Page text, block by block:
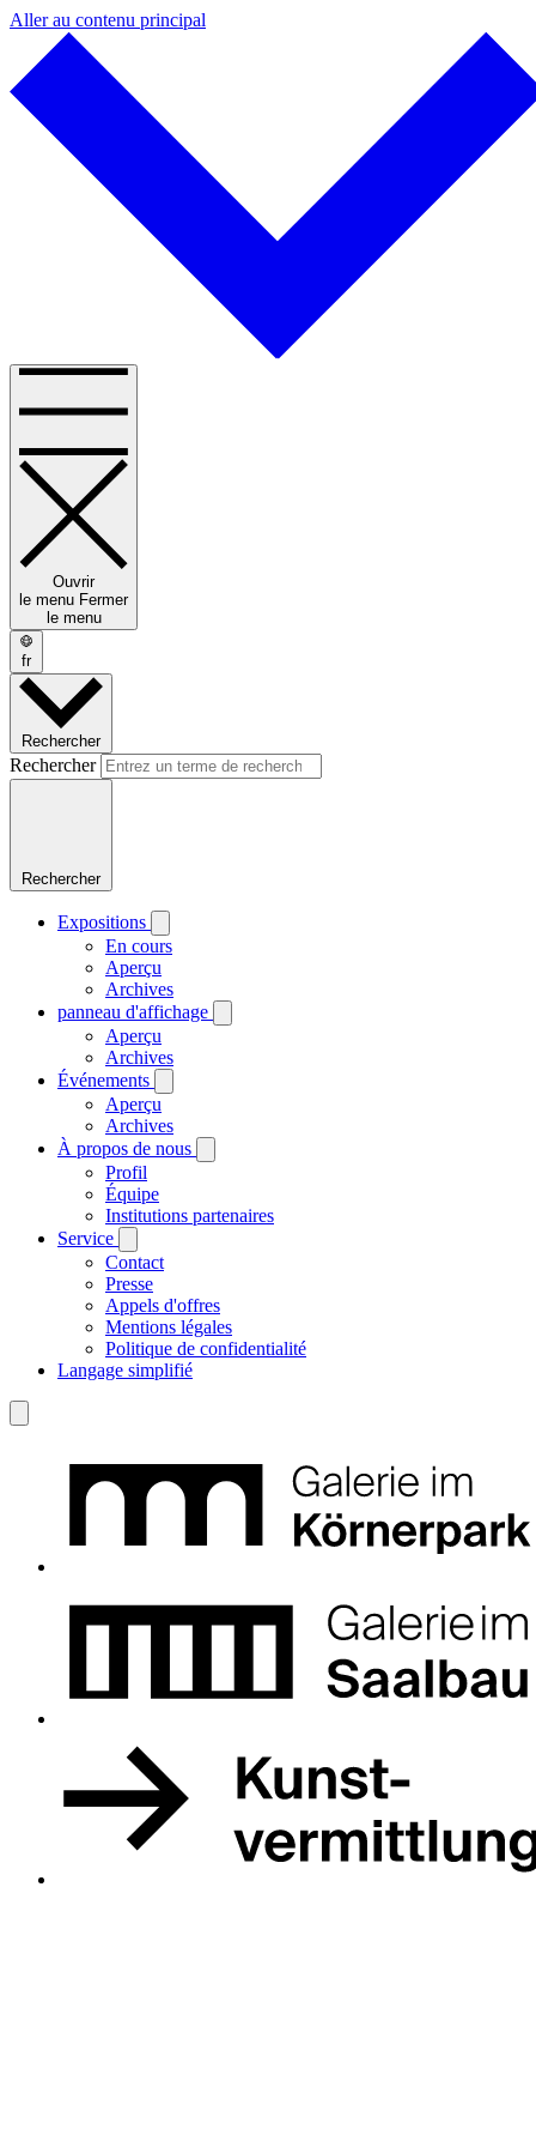
Aller au contenu principal
Ouvrir
le menu Fermer
le menu
fr
Rechercher
Rechercher
Rechercher
Expositions
En cours
Aperçu
Archives
panneau d'affichage
Aperçu
Archives
Événements
Aperçu
Archives
À propos de nous
Profil
Équipe
Institutions partenaires
Service
Contact
Presse
Appels d'offres
Mentions légales
Politique de confidentialité
Langage simplifié